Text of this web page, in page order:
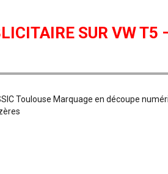
SUR VW T5
Toulouse Marquage en découpe